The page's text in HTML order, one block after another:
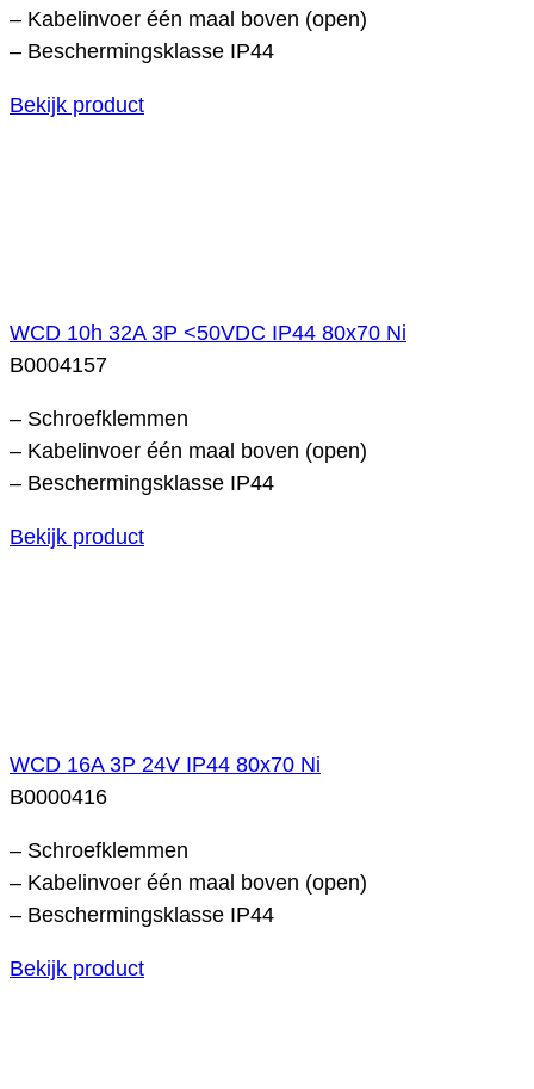
– Kabelinvoer één maal boven (open)
– Beschermingsklasse IP44
Bekijk product
WCD 10h 32A 3P <50VDC IP44 80x70 Ni
B0004157
– Schroefklemmen
– Kabelinvoer één maal boven (open)
– Beschermingsklasse IP44
Bekijk product
WCD 16A 3P 24V IP44 80x70 Ni
B0000416
– Schroefklemmen
– Kabelinvoer één maal boven (open)
– Beschermingsklasse IP44
Bekijk product